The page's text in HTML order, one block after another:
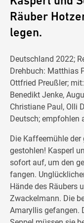
Räuber
legen.
Deutschland 2022;
Drehbuch: Matthias
Ottfried Preußler;
Benedikt Jenke,
Christiane Paul, Olli
Deutsch; empfohlen
Die Kaffeemühle
gestohlen! Kasperl
sofort auf, um den
fangen.
Hände des Räubers
Zwackelmann. Die
Amaryllis gefangen.